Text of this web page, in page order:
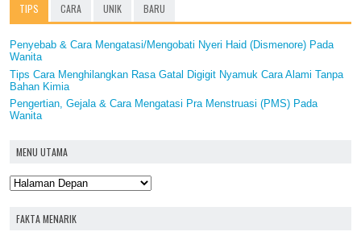
TIPS CARA UNIK BARU
Penyebab & Cara Mengatasi/Mengobati Nyeri Haid (Dismenore) Pada
Wanita
Tips Cara Menghilangkan Rasa Gatal Digigit Nyamuk Cara Alami Tanpa
Bahan Kimia
Pengertian, Gejala & Cara Mengatasi Pra Menstruasi (PMS) Pada
Wanita
MENU UTAMA
FAKTA MENARIK